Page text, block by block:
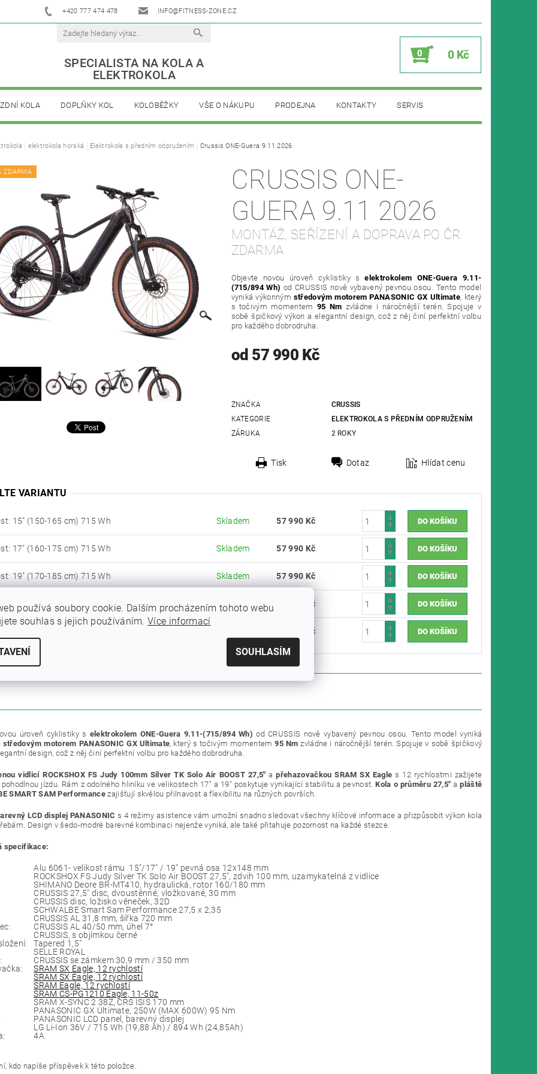
+420 777 474 478 INFO@FITNESS-ZONE.CZ
SPECIALISTA NA KOLA A
ELEKTROKOLA
0 0 Kč
KOLA DOPLŇKY KOL KOLOBĚŽKY VŠE O NÁKUPU PRODEJNA KONTAKTY SERVIS
elektrokola horská Elektrokola s předním odpružením Crussis ONE-Guera 9.11 2026
ZDARMA
CRUSSIS ONE-
GUERA 9.11 2026
MONTÁŽ, SEŘÍZENÍ A DOPRAVA PO ČR
ZDARMA
Objevte novou úroveň cyklistiky selektrokolem ONE-Guera 9.11-
(715/894 Wh) od CRUSSIS nově vybavený pevnou osou. Tento model
vyniká výkonným středovým motorem PANASONIC GX Ultimate, který
s točivým momentem 95 Nm zvládne i náročnější terén. Spojuje v
sobě špičkový výkon a elegantní design, což z něj činí perfektní volbu
pro každého dobrodruha.
od 57 990 Kč
ZNAČKA
CRUSSIS
KATEGORIE
ELEKTROKOLA S PŘEDNÍM ODPRUŽENÍM
ZÁRUKA
2 ROKY
Tisk Dotaz Hlídat cenu
VARIANTU
15" (150-165 cm) 715 Wh Skladem 57 990 Kč
17" (160-175 cm) 715 Wh Skladem 57 990 Kč
19" (170-185 cm) 715 Wh Skladem 57 990 Kč
17" (160-175 cm) 894 Wh Skladem 61 990 Kč
61 990 Kč
úroveň cyklistiky s elektrokolem ONE-Guera 9.11-(715/894 Wh) od CRUSSIS nově vybavený pevnou osou. Tento model vyniká
středovým motorem PANASONIC GX Ultimate, který s točivým momentem95 Nm zvládne i náročnější terén. Spojuje v sobě špičkový
design, což z něj činí perfektní volbu pro každého dobrodruha.
vidlicí ROCKSHOX FS Judy 100mm Silver TK Solo Air BOOST 27,5" apřehazovačkou SRAM SX Eagle s 12 rychlostmi zažijete
pohodlnou jízdu. Rám z odolného hliníku ve velikostech 17" a 19" poskytuje vynikající stabilitu a pevnost.Kola o průměru 27,5" apláště
SMART SAM Performance zajišťují skvělou přilnavost a flexibilitu na různých površích.
LCD displej PANASONIC s 4 režimy asistence vám umožní snadno sledovat všechny klíčové informace a přizpůsobit výkon kola
Design v šedo-modré barevné kombinaci nejenže vyniká, ale také přitahuje pozornost na každé stezce.
specifikace:
Alu 6061- velikost rámu 15"/17" / 19" pevná osa 12x148 mm
ROCKSHOX FS Judy Silver TK Solo Air BOOST 27,5", zdvih 100 mm, uzamykatelná z vidlice
SHIMANO Deore BR-MT410, hydraulická, rotor 160/180 mm
CRUSSIS 27,5" disc, dvoustěnné, vložkované, 30 mm
CRUSSIS disc, ložisko věneček, 32D
SCHWALBE Smart Sam Performance 27,5 x 2,35
CRUSSIS AL 31,8 mm, šířka 720 mm
CRUSSIS AL 40/50 mm, úhel 7°
CRUSSIS, s objímkou černé
Tapered 1,5"
SELLE ROYAL
CRUSSIS se zámkem 30,9 mm / 350 mm
SRAM SX Eagle, 12 rychlostí
SRAM SX Eagle, 12 rychlostí
SRAM Eagle, 12 rychlostí
SRAM CS-PG1210 Eagle, 11-50z
SRAM X-SYNC 2 38Z, CRS ISIS 170 mm
PANASONIC GX Ultimate, 250W (MAX 600W) 95 Nm
PANASONIC LCD panel, barevný displej
LG Li-Ion 36V / 715 Wh (19,88 Ah) / 894 Wh (24,85Ah)
4A
kdo napíše příspěvek k této položce.
používá soubory cookie. Dalším procházením tohoto webu
souhlas s jejich používáním.Více informací
SOUHLASÍM